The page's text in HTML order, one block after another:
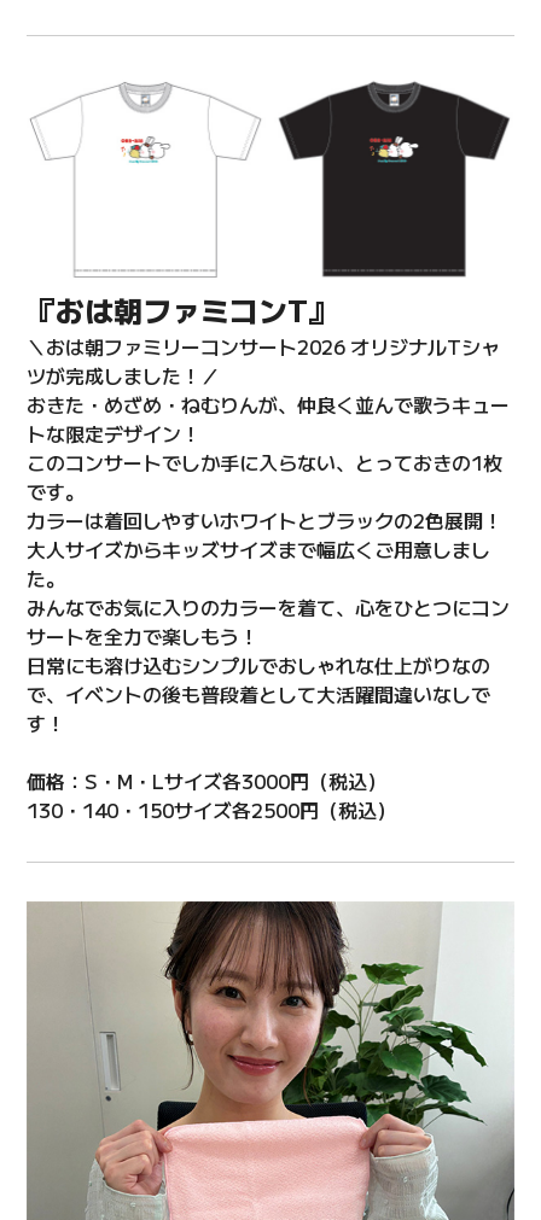
『おは朝ファミコンT』
＼おは朝ファミリーコンサート2026 オリジナルTシャ
ツが完成しました！／
おきた・めざめ・ねむりんが、仲良く並んで歌うキュー
トな限定デザイン！
このコンサートでしか手に入らない、とっておきの1枚
です。
カラーは着回しやすいホワイトとブラックの2色展開！
大人サイズからキッズサイズまで幅広くご用意しまし
た。
みんなでお気に入りのカラーを着て、心をひとつにコン
サートを全力で楽しもう！
日常にも溶け込むシンプルでおしゃれな仕上がりなの
で、イベントの後も普段着として大活躍間違いなしで
す！
価格：S・M・Lサイズ各3000円（税込）
130・140・150サイズ各2500円（税込）